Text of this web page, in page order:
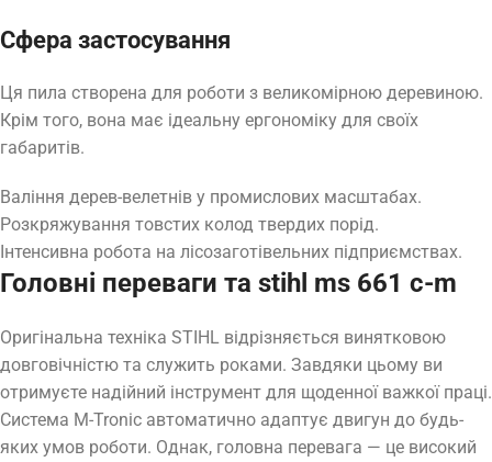
Сфера застосування
Ця пила створена для роботи з великомірною деревиною.
Крім того, вона має ідеальну ергономіку для своїх
габаритів.
Ваління дерев-велетнів у промислових масштабах.
Розкряжування товстих колод твердих порід.
Інтенсивна робота на лісозаготівельних підприємствах.
Головні переваги та stihl ms 661 c-m
Оригінальна техніка STIHL відрізняється винятковою
довговічністю та служить роками. Завдяки цьому ви
отримуєте надійний інструмент для щоденної важкої праці.
Система M-Tronic автоматично адаптує двигун до будь-
яких умов роботи. Однак, головна перевага — це високий